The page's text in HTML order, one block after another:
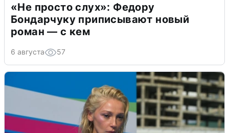
«Не просто слух»: Федору
Бондарчуку приписывают новый
роман — с кем
6 августа 57